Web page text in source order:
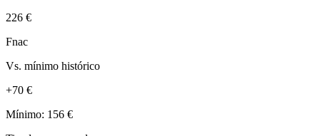
226 €
Fnac
Vs. mínimo histórico
+70 €
Mínimo: 156 €